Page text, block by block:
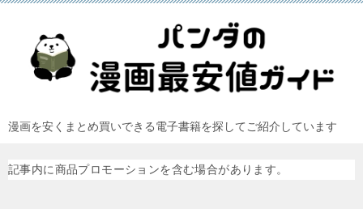
漫画を安くまとめ買いできる電子書籍を探してご紹介しています
記事内に商品プロモーションを含む場合があります。